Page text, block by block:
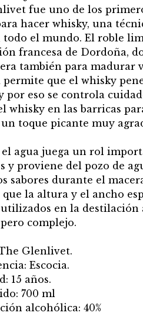
fue uno de los
hacer whisky, una
todo el mundo. El roble
francesa de Dordoña,
también para madurar
permite que el whisky
por eso se controla
whisky en las barricas
un toque picante muy
agua juega un rol
y proviene del pozo de
sabores durante el
la altura y el ancho
utilizados en la destilación
complejo.
Glenlivet.
Escocia.
15 años.
700 ml
alcohólica: 40%